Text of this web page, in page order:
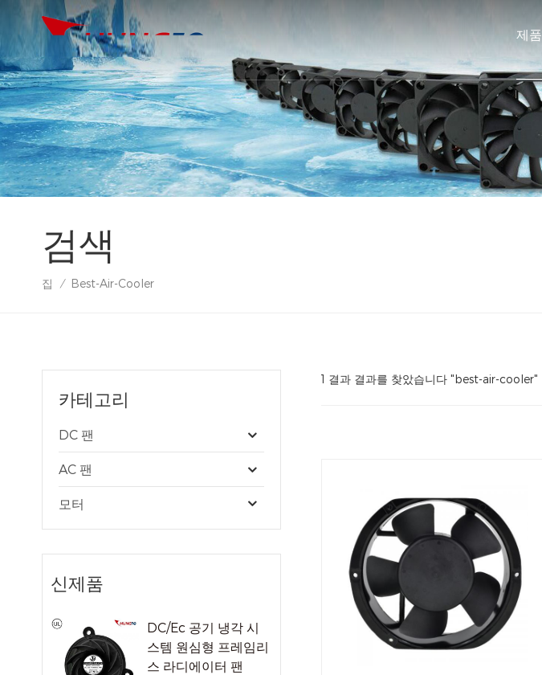
제품
검색
집 / Best-Air-Cooler
카테고리
DC 팬
AC 팬
모터
신제품
DC/Ec 공기 냉각 시
스템 원심형 프레임리
스 라디에이터 팬
1 결과 결과를 찾았습니다 "best-air-cooler"